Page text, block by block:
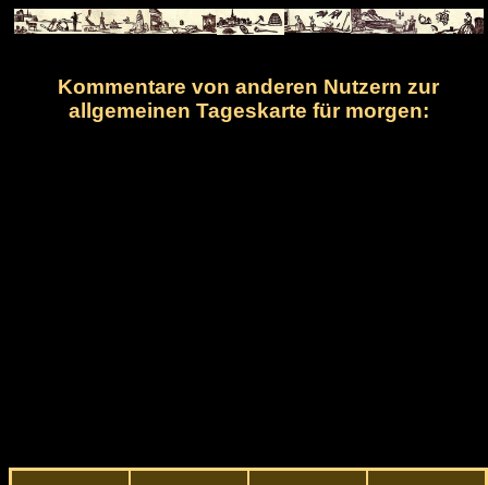
Kommentare von anderen Nutzern zur
allgemeinen Tageskarte für morgen: